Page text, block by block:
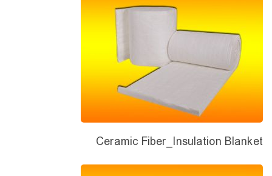
Ceramic Fiber_Insulation Blanket